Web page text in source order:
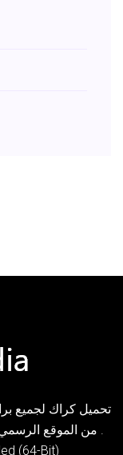
تحميل كراك لجميع
من الموقع
(64-Bit)